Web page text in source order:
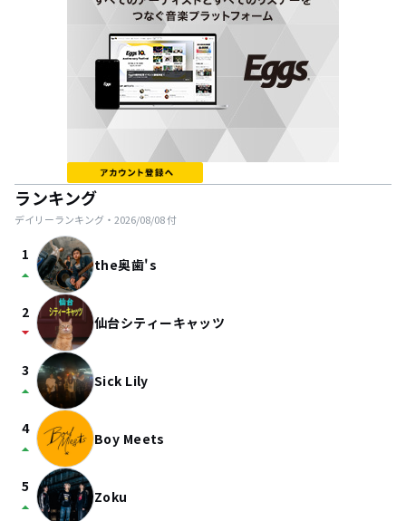
ランキング
デイリーランキング・ 2026/08/08付
1
arrow_drop_up the奥歯's
2
arrow_drop_down 仙台シティーキャッツ
3
arrow_drop_up Sick Lily
4
arrow_drop_up Boy Meets
5
arrow_drop_up Zoku